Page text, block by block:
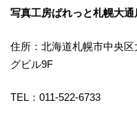
写真工房ぱれっと札幌大通
住所：北海道札幌市中央
グビル9F
TEL：011-522-6733